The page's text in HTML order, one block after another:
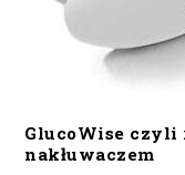
GlucoWise czyli
nakłuwaczem